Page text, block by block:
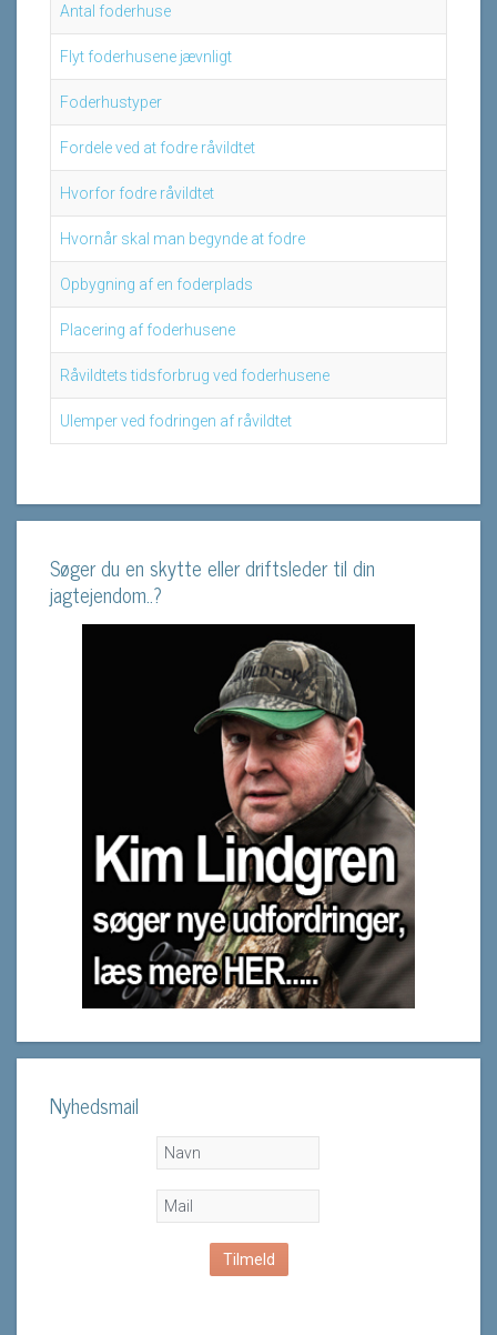
Antal foderhuse
Flyt foderhusene jævnligt
Foderhustyper
Fordele ved at fodre råvildtet
Hvorfor fodre råvildtet
Hvornår skal man begynde at fodre
Opbygning af en foderplads
Placering af foderhusene
Råvildtets tidsforbrug ved foderhusene
Ulemper ved fodringen af råvildtet
Søger du en skytte eller driftsleder til din
jagtejendom..?
Nyhedsmail